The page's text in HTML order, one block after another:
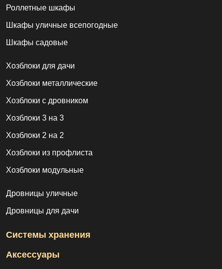
Роллетные шкафы
Шкафы уличные всепогодные
Шкафы садовые
Хозблоки для дачи
Хозблоки металлические
Хозблоки с дровником
Хозблоки 3 на 3
Хозблоки 2 на 2
Хозблоки из профлиста
Хозблоки модульные
Дровницы уличные
Дровницы для дачи
Системы хранения
Аксессуары